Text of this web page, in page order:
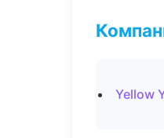
Yellow